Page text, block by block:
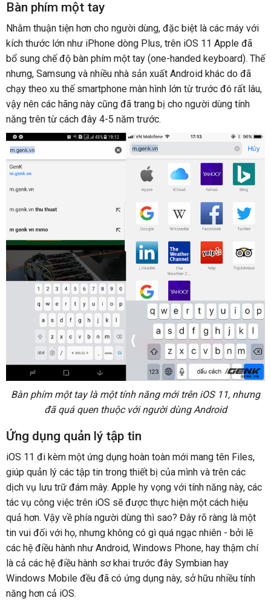
Bàn phím một tay
Nhằm thuận tiện hơn cho người dùng, đặc biệt là các máy với
kích thước lớn như iPhone dòng Plus, trên iOS 11 Apple đã
bổ sung chế độ bàn phím một tay (one-handed keyboard). Thế
nhưng, Samsung và nhiều nhà sản xuất Android khác do đã
chạy theo xu thế smartphone màn hình lớn từ trước đó rất lâu,
vậy nên các hãng này cũng đã trang bị cho người dùng tính
năng trên từ cách đây 4-5 năm trước.
Bàn phím một tay là một tính năng mới trên iOS 11, nhưng
đã quá quen thuộc với người dùng Android
Ứng dụng quản lý tập tin
iOS 11 đi kèm một ứng dụng hoàn toàn mới mang tên Files,
giúp quản lý các tập tin trong thiết bị của mình và trên các
dịch vụ lưu trữ đám mây. Apple hy vọng với tính năng này, các
tác vụ công việc trên iOS sẽ được thực hiện một cách hiệu
quả hơn. Vậy về phía người dùng thì sao? Đây rõ ràng là một
tin vui đối với họ, nhưng không có gì quá ngạc nhiên - bởi lẽ
các hệ điều hành như Android, Windows Phone, hay thậm chí
là cả các hệ điều hành sơ khai trước đây Symbian hay
Windows Mobile đều đã có ứng dụng này, sở hữu nhiều tính
năng hơn cả iOS.